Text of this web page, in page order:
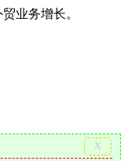
业务增长。